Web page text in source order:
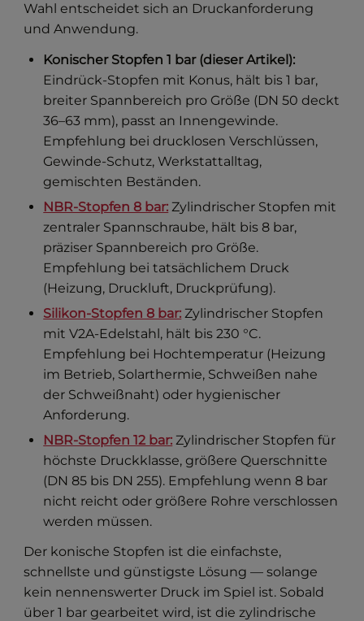
Wahl entscheidet sich an Druckanforderung
und Anwendung.
Konischer Stopfen 1 bar (dieser Artikel):
Eindrück-Stopfen mit Konus, hält bis 1 bar,
breiter Spannbereich pro Größe (DN 50 deckt
36–63 mm), passt an Innengewinde.
Empfehlung bei drucklosen Verschlüssen,
Gewinde-Schutz, Werkstattalltag,
gemischten Beständen.
NBR-Stopfen 8 bar: Zylindrischer Stopfen mit
zentraler Spannschraube, hält bis 8 bar,
präziser Spannbereich pro Größe.
Empfehlung bei tatsächlichem Druck
(Heizung, Druckluft, Druckprüfung).
Silikon-Stopfen 8 bar: Zylindrischer Stopfen
mit V2A-Edelstahl, hält bis 230 °C.
Empfehlung bei Hochtemperatur (Heizung
im Betrieb, Solarthermie, Schweißen nahe
der Schweißnaht) oder hygienischer
Anforderung.
NBR-Stopfen 12 bar: Zylindrischer Stopfen für
höchste Druckklasse, größere Querschnitte
(DN 85 bis DN 255). Empfehlung wenn 8 bar
nicht reicht oder größere Rohre verschlossen
werden müssen.
Der konische Stopfen ist die einfachste,
schnellste und günstigste Lösung — solange
kein nennenswerter Druck im Spiel ist. Sobald
über 1 bar gearbeitet wird, ist die zylindrische